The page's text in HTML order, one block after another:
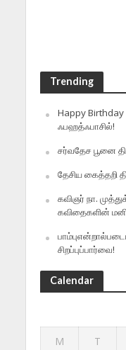
Trending
Happy
ஃபஹத்ஃபாசில்!
சர்வதேச பூனை
தேசிய கைத்தறி
கவிஞர் நா.
கவிதைகளின்
சிறப்புப்பார்வை!
Calendar
M T